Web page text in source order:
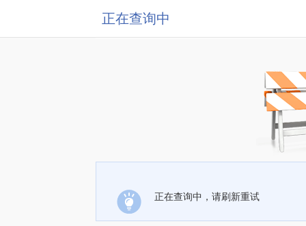
正在查询中
正在查询中，请刷新重试